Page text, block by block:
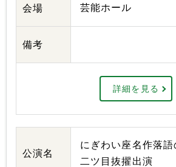
会場 芸能ホール
備考
詳細を見る
公演名
にぎわい座名作落
二ツ目抜擢出演